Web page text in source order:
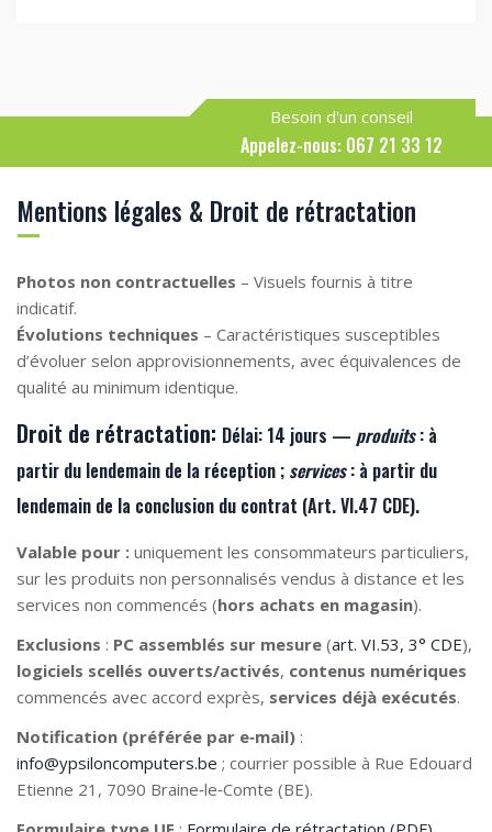
Besoin d'un conseil
Appelez-nous: 067 21 33 12
Mentions légales & Droit de rétractation
Photos non contractuelles – Visuels fournis à titre
indicatif.
Évolutions techniques – Caractéristiques susceptibles
d’évoluer selon approvisionnements, avec équivalences de
qualité au minimum identique.
Droit de rétractation: Délai: 14 jours — produits: à
partir du lendemain de la réception ; services: à partir du
lendemain de la conclusion du contrat (Art. VI.47 CDE).
Valable pour : uniquement les consommateurs particuliers,
sur les produits non personnalisés vendus à distance et les
services non commencés (hors achats en magasin).
Exclusions : PC assemblés sur mesure (art. VI.53, 3° CDE),
logiciels scellés ouverts/activés, contenus numériques
commencés avec accord exprès, services déjà exécutés.
Notification (préférée par e‑mail) :
info@ypsiloncomputers.be ; courrier possible à Rue Edouard
Etienne 21, 7090 Braine‑le‑Comte (BE).